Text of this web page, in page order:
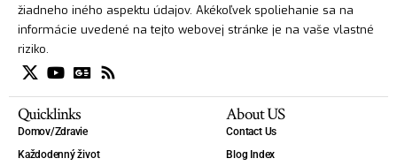
žiadneho iného aspektu údajov. Akékoľvek spoliehanie sa na
informácie uvedené na tejto webovej stránke je na vaše vlastné
riziko.
Quicklinks
Domov/Zdravie
Každodenný život
About US
Contact Us
Blog Index